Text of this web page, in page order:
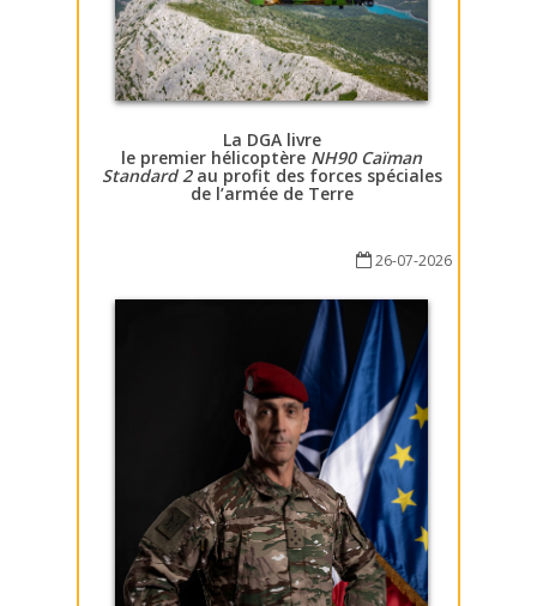
La DGA livre
le premier hélicoptère NH90 Caïman
Standard 2au profit des forces spéciales
de l’armée de Terre
26-07-2026